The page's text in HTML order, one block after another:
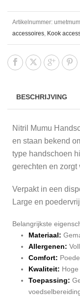
Artikelnummer:
accessoires, Kook
BESCHRIJVING
Nitril Mumu
en staan bekend
type handschoen
gerechten en
Verpakt in een
Large en
Belangrijkste
Materiaal:
Allergenen:
Comfort:
Kwaliteit:
Toepassing: